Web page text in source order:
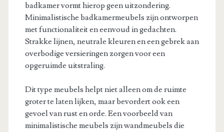
badkamer vormt hierop geen uitzondering.
Minimalistische badkamermeubels zijn ontworpen
met functionaliteit en eenvoud in gedachten.
Strakke lijnen, neutrale kleuren en een gebrek aan
overbodige versieringen zorgen voor een
opgeruimde uitstraling.
Dit type meubels helpt niet alleen om de ruimte
groter te laten lijken, maar bevordert ook een
gevoel van rust en orde. Een voorbeeld van
minimalistische meubels zijn wandmeubels die